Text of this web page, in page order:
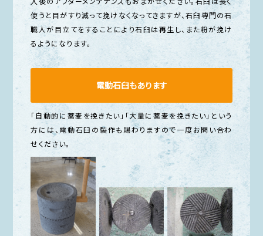
使うと目がすり減って挽けなくなってきますが、石臼専門の石
職人が目立てをすることにより石臼は再生し、また粉が挽け
るようになります。
電動石臼もあります
「自動的に蕎麦を挽きたい」「大量に蕎麦を挽きたい」という
方には、電動石臼の製作も賜わりますので一度お問い合わ
せください。